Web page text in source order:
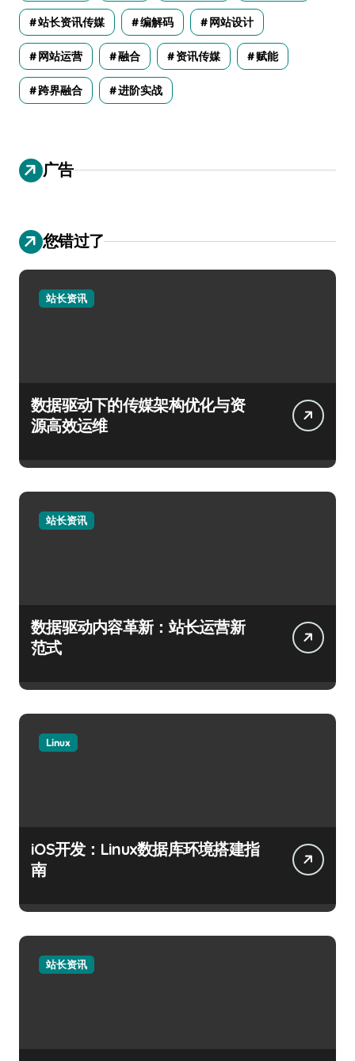
站长资讯传媒 编解码 网站设计
网站运营 融合 资讯传媒 赋能
跨界融合 进阶实战
广告
您错过了
站长资讯
数据驱动下的传媒架构优化与资
源高效运维
站长资讯
数据驱动内容革新：站长运营新
范式
Linux
iOS开发：Linux数据库环境搭建指
南
站长资讯